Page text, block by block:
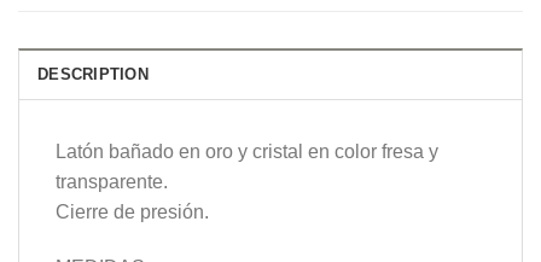
DESCRIPTION
Latón bañado en oro y cristal en color fresa y
transparente.
Cierre de presión.